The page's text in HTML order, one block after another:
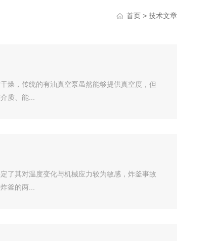
首页> 技术文章
燥，传统的有油真空泵虽然能够提供真空度，但
质、能...
了其对温度变化与机械应力较为敏感，炸釜事故
釜的两...